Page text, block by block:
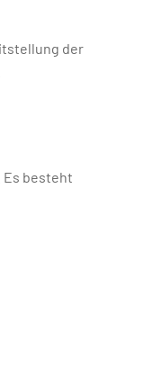
der
Es besteht